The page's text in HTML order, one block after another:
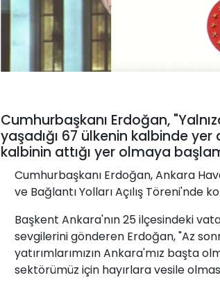
Cumhurbaşkanı Erdoğan,
yaşadığı 67 ülkenin kalbinde
kalbinin attığı yer olmaya
Cumhurbaşkanı Erdoğan, Ankara
ve Bağlantı Yolları Açılış Töreni'nde
Başkent Ankara'nın 25 ilçesindeki
sevgilerini gönderen Erdoğan, "Az
yatırımlarımızın Ankara'mız başta
sektörümüz için hayırlara vesile